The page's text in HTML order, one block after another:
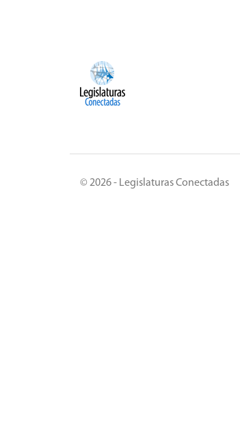
© 2026 - Legislaturas Conectadas